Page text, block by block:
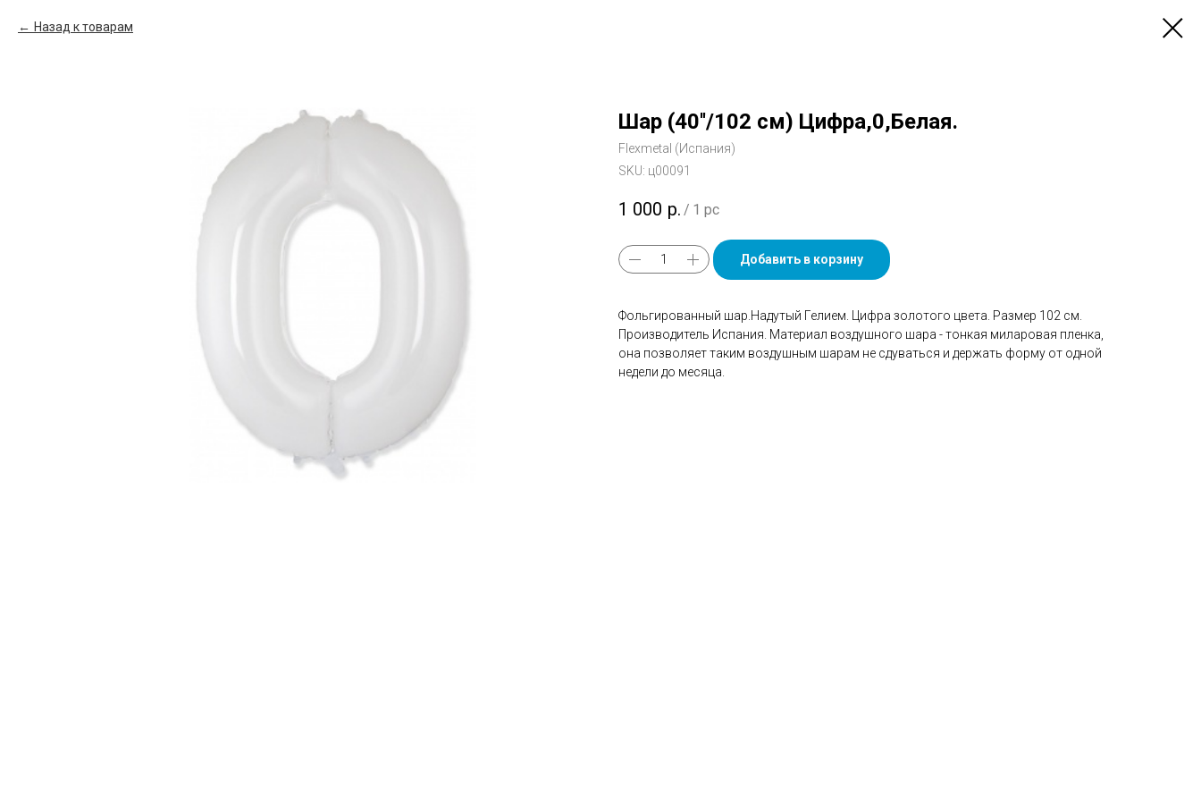
Назад к товарам
Шар (40''/102 см) Цифра,0,Белая.
Flexmetal (Испания)
SKU: ц00091
1 000 р. / 1 pc
Добавить в корзину
Фольгированный шар.Надутый Гелием. Цифра золотого цвета. Размер 102 см.
Производитель Испания. Материал воздушного шара - тонкая миларовая пленка,
она позволяет таким воздушным шарам не сдуваться и держать форму от одной
недели до месяца.